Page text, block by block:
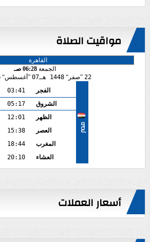
مواقيت الصلاة
الجمعة 06:28 صـ
22
صفر 1448 هـ 07 أغسطس
مصر
الفجر
03:41
الشروق
05:17
الظهر
12:01
العصر
15:38
المغرب
18:44
العشاء
20:10
أسعار العملات